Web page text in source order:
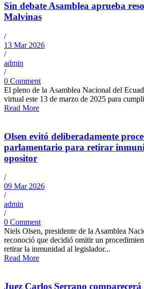
Sin debate Asamblea aprueba
Malvinas
/
13 Mar 2026
/
admin
/
0 Comment
El pleno de la Asamblea Nacional del
virtual este 13 de marzo de 2025 para
Read More
Olsen evitó deliberadamente
parlamentario para retirar
opositor
/
09 Mar 2026
/
admin
/
0 Comment
Niels Olsen, presidente de la Asamblea
reconoció que decidió omitir un
retirar la inmunidad al legislador...
Read More
Juez Carlos Serrano